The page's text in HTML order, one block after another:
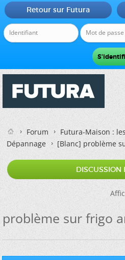
Retour sur Futura
Forum
Futura-Maison :
Dépannage
[Blanc]problème
DISCUSSION
problème sur frigo